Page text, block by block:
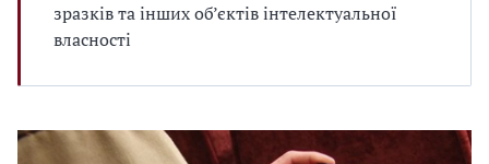
зразків та інших об’єктів інтелектуальної
власності